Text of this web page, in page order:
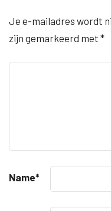
Je e-mailadres wordt
zijn gemarkeerd met *
Name*